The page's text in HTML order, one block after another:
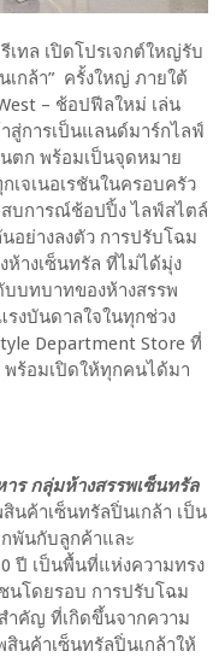
เทล เปิดโปรเจกต์ใหญ่รับ
กล้า” ครั้งใหญ่ ภายใต้
– ช้อปฟีลใหม่ เล่น
สู่การเป็นแลนด์มาร์กไลฟ์
ตก พร้อมเป็นจุดหมาย
จเนอเรชันในครอบครัว
บการณ์ช้อปปิ้ง ไลฟ์สไตล์
อย่างลงตัว การปรับโฉม
ห้างเซ็นทรัล ที่ไม่ได้มุ่ง
บบทบาทของห้างสรรพ
งบันดาลใจในทุกช่วง
Department Store ที่
พร้อมเปิดให้ทุกคนได้มา
ร กลุ่มห้างสรรพเซ็นทรัล
นค้าเซ็นทรัลปิ่นเกล้า เป็น
พันกับลูกค้าและ
ปี เป็นพื้นที่แห่งความทรง
นโดยรอบ การปรับโฉม
ำคัญ ที่เกิดขึ้นจากความ
นค้าเซ็นทรัลปิ่นเกล้าให้